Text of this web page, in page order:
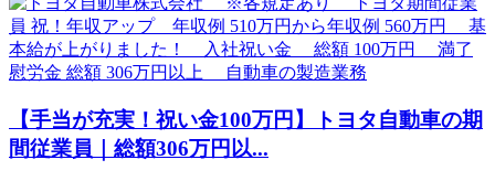
【手当が充実！祝い金100万円】トヨタ自動車の期
間従業員｜総額306万円以...